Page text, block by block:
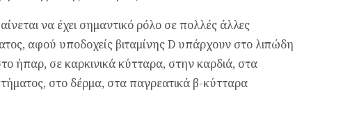
να έχει σημαντικό ρόλο σε πολλές άλλες
αφού υποδοχείς βιταμίνης D υπάρχουν στο λιπώδη
ήπαρ, σε καρκινικά κύτταρα, στην καρδιά, στα
στο δέρμα, στα παγρεατικά β-κύτταρα